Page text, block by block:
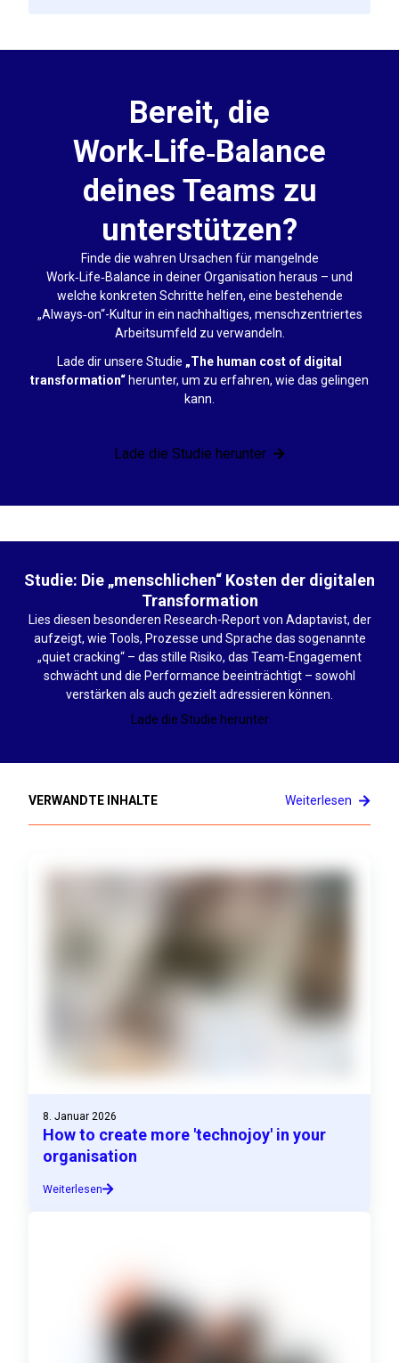
Bereit, die
Work‑Life‑Balance
deines Teams zu
unterstützen?
Finde die wahren Ursachen für mangelnde
Work‑Life‑Balance in deiner Organisation heraus – und
welche konkreten Schritte helfen, eine bestehende
„Always‑on“-Kultur in ein nachhaltiges, menschzentriertes
Arbeitsumfeld zu verwandeln.
Lade dir unsere Studie „The human cost of digital
transformation“ herunter, um zu erfahren, wie das gelingen
kann.
Lade die Studie herunter
Studie: Die „menschlichen“ Kosten der digitalen
Transformation
Lies diesen besonderen Research-Report von Adaptavist, der
aufzeigt, wie Tools, Prozesse und Sprache das sogenannte
„quiet cracking“ – das stille Risiko, das Team-Engagement
schwächt und die Performance beeinträchtigt – sowohl
verstärken als auch gezielt adressieren können.
Lade die Studie herunter
VERWANDTE INHALTE Weiterlesen
8. Januar 2026
How to create more 'technojoy' in your
organisation
Weiterlesen